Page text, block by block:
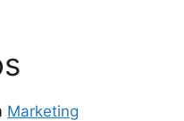
Marketing